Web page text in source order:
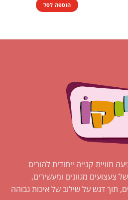
הוספה לסל
חוויית קנייה ייחודית להורים
צעצועים מגוונים ומעשירים,
תוך דגש על שילוב של איכות גבוהה